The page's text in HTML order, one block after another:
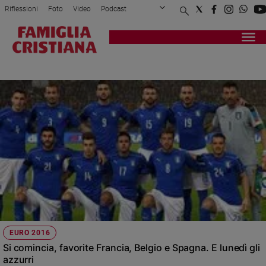
Attualità
Politica
Mondo
Economia
Legalità
giustizia
Sport
Interviste
Papa
Papa
Riflessioni Foto Video Podcast
Privacy Policy Chi siamo
Registrati Redazione
EURO 2016
Si comincia, favorite Francia, Belgio e Spagna. E lunedì gli
azzurri